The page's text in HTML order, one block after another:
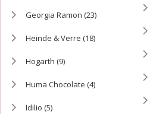
Georgia Ramon (23)
Heinde & Verre (18)
Hogarth (9)
Huma Chocolate (4)
Idilio (5)